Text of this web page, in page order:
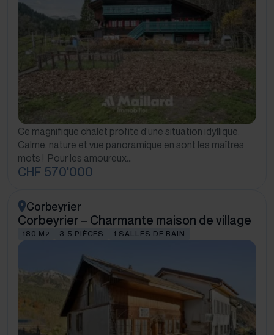
Ce magnifique chalet profite d’une situation idyllique.
Calme, nature et vue panoramique en sont les maîtres
mots ! Pour les amoureux…
CHF 570'000
Corbeyrier
Corbeyrier – Charmante maison de village
180 M 2 3.5 PIÈCES 1 SALLES DE BAIN